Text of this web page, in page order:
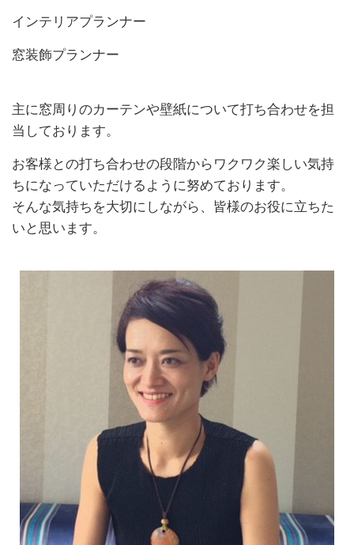
インテリアプランナー
窓装飾プランナー
主に窓周りのカーテンや壁紙について打ち合わせを担
当しております。
お客様との打ち合わせの段階からワクワク楽しい気持
ちになっていただけるように努めております。
そんな気持ちを大切にしながら、皆様のお役に立ちた
いと思います。